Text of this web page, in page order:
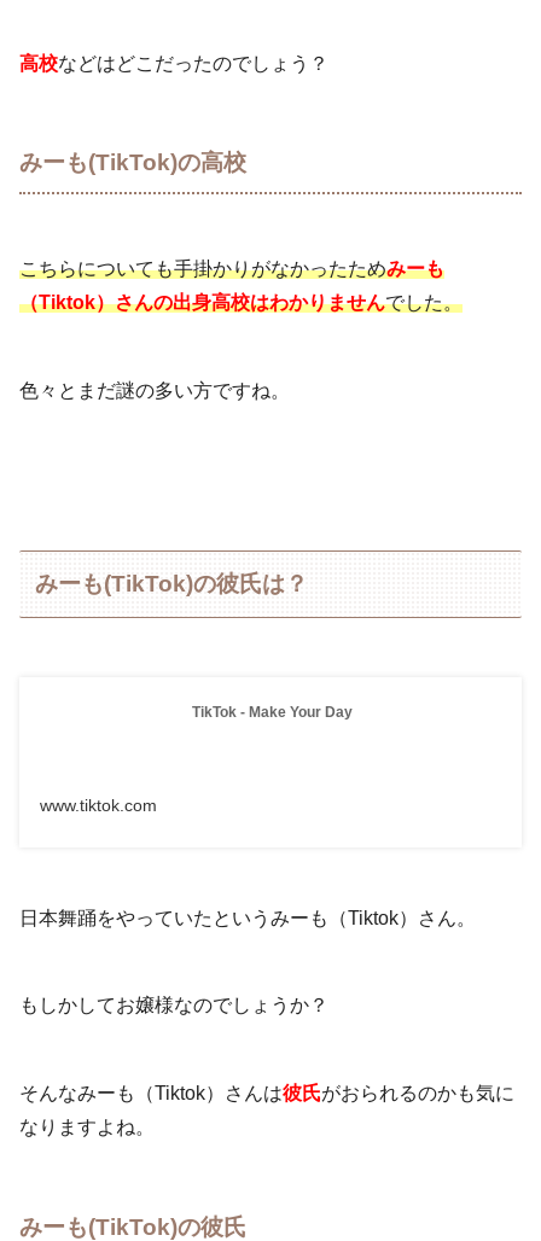
高校などはどこだったのでしょう？
みーも(TikTok)の高校
こちらについても手掛かりがなかったためみーも
（Tiktok）さんの出身高校はわかりませんでした。
色々とまだ謎の多い方ですね。
みーも(TikTok)の彼氏は？
TikTok - Make Your Day
www.tiktok.com
日本舞踊をやっていたというみーも（Tiktok）さん。
もしかしてお嬢様なのでしょうか？
そんなみーも（Tiktok）さんは彼氏がおられるのかも気に
なりますよね。
みーも(TikTok)の彼氏